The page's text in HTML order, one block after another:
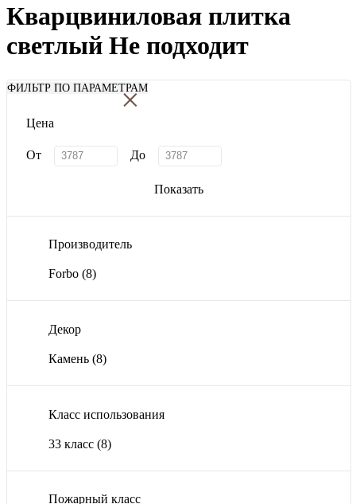
Кварцвиниловая плитка
светлый Не подходит
ФИЛЬТР ПО ПАРАМЕТРАМ
×
Цена
От До
Показать
Производитель
Forbo (8)
Декор
Камень (8)
Класс использования
33 класс (8)
Пожарный класс